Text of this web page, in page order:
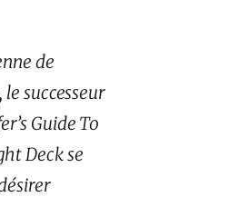
de
successeur
Guide To
Deck se